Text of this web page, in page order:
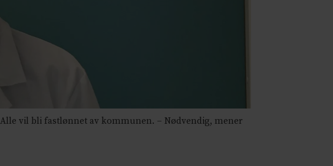
Alle vil bli fastlønnet av kommunen. – Nødvendig, mener